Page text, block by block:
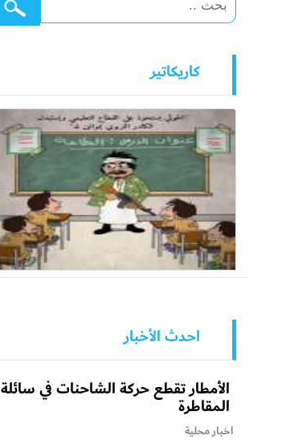
كاريكاتير
احدث الأخبار
الأمطار تقطع حركة الشاحنات في سائلة
المقاطرة
اخبار محلية